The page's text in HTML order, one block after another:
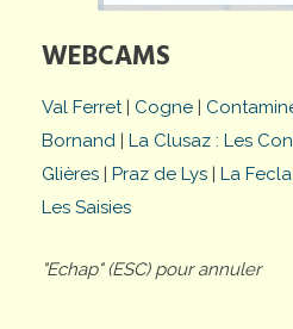
WEBCAMS
Val Ferret| Cogne |
Bornand | La Clusaz : Les
Glières | Praz de Lys | La
Les Saisies
"Echap" (ESC) pour annuler